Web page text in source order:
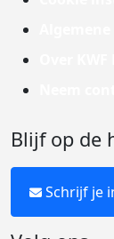
Blijf op de
Schrijf je